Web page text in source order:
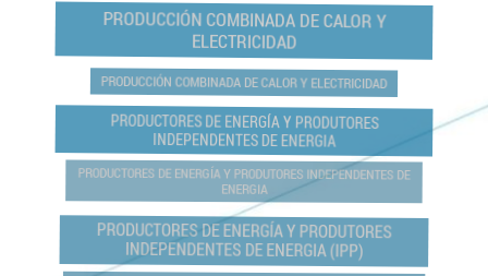
PRODUCCIÓN COMBINADA DE CALOR Y
ELECTRICIDAD
PRODUCCIÓN COMBINADA DE CALOR Y ELECTRICIDAD
PRODUCTORES DE ENERGÍA Y PRODUTORES
INDEPENDENTES DE ENERGIA
PRODUCTORES DE ENERGÍA Y PRODUTORES INDEPENDENTES DE
ENERGIA
PRODUCTORES DE ENERGÍA Y PRODUTORES
INDEPENDENTES DE ENERGIA (IPP)